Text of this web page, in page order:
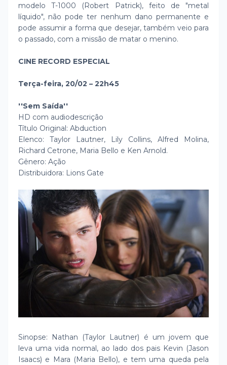
modelo T-1000 (Robert Patrick), feito de "metal
líquido", não pode ter nenhum dano permanente e
pode assumir a forma que desejar, também veio para
o passado, com a missão de matar o menino.
CINE RECORD ESPECIAL
Terça-feira, 20/02 – 22h45
''Sem Saída''
HD com audiodescrição
Título Original: Abduction
Elenco: Taylor Lautner, Lily Collins, Alfred Molina,
Richard Cetrone, Maria Bello e Ken Arnold.
Gênero: Ação
Distribuidora: Lions Gate
Sinopse: Nathan (Taylor Lautner) é um jovem que
leva uma vida normal, ao lado dos pais Kevin (Jason
Isaacs) e Mara (Maria Bello), e tem uma queda pela